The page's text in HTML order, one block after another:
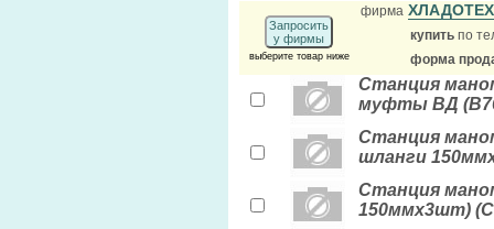
Запросить
у фирмы
выберите товар ниже
фирма
купить по
форма
Станция
муфты ВД
Станция
шланги
Станция
150ммх3шт)